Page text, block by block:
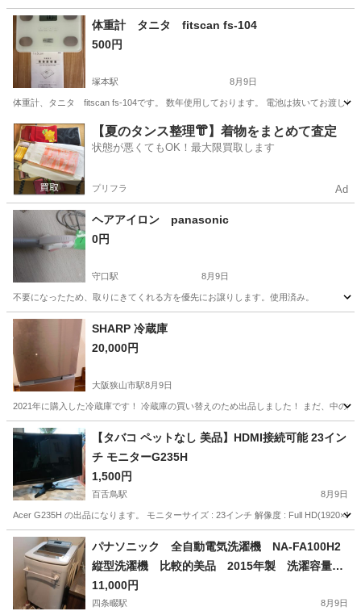
大阪 大阪市 朝潮橋駅 テレビ
体重計 タニタ fitscan fs-104
500円
塚本駅 8月9日
体重計、タニタ fitscan fs-104です。 数年使用しております。 電池は抜いてお渡しし
大阪 大阪市 塚本駅 美容家電
【夏のタンス整理👘】着物をまとめて査定
状態が悪くてもOK！最大限買取します
プリフラ Ad
ヘアアイロン panasonic
0円
守口駅 8月9日
不要になったため、取りにきてくれる方を優先にお譲りします。使用済み。
大阪 守口市 美容家電
SHARP 冷蔵庫
20,000円
大阪狭山市駅8月9日
2021年に購入した冷蔵庫です！ 冷蔵庫の買い替えのため出品しました！ まだ、中の
大阪 富田林市 大阪狭山市駅 キッチン家電
【タバコ ペットなし 美品】HDMI接続可能 23イン
チ モニターG235H
1,500円
百舌鳥駅 8月9日
Acer G235H の出品になります。 モニターサイズ : 23インチ 解像度 : Full
大阪 堺市 百舌鳥駅 家電 23インチ
パナソニック 全自動電気洗濯機 NA-FA100H2
縦型洗濯機 比較的美品 2015年製 洗濯容量10
kg
11,000円
四条畷駅 8月9日